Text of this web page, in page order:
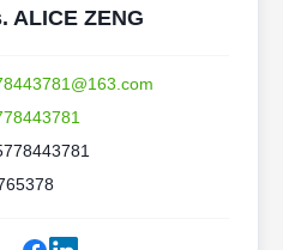
ALICE ZENG